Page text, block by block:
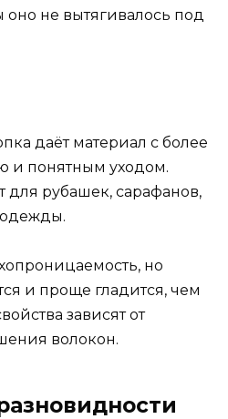
оно не вытягивалось под
даёт материал с более
и понятным уходом.
для рубашек, сарафанов,
но
и проще гладится, чем
зависят от
волокон.